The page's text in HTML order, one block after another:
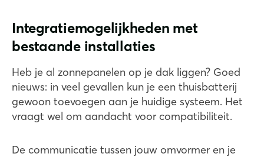
Integratiemogelijkheden met
bestaande installaties
Heb je al zonnepanelen op je dak liggen? Goed
nieuws: in veel gevallen kun je een thuisbatterij
gewoon toevoegen aan je huidige systeem. Het
vraagt wel om aandacht voor compatibiliteit.
De communicatie tussen jouw omvormer en je